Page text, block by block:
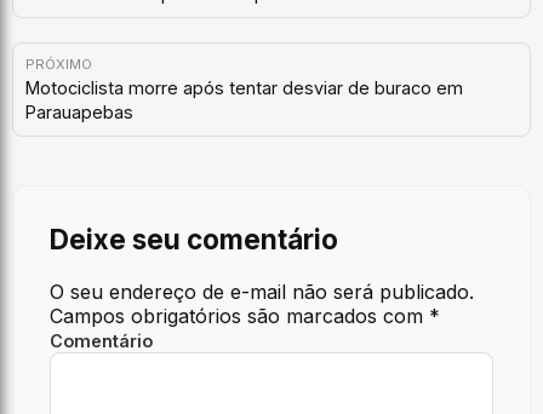
PRÓXIMO
Motociclista morre após tentar desviar de buraco em
Parauapebas
Deixe seu comentário
O seu endereço de e-mail não será publicado.
Campos obrigatórios são marcados com *
Comentário